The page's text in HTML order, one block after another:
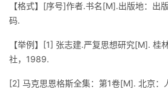
子
直
播
的
活
我
的
我
【格式】[序号]作者.书名[M].出版地：出
码.
【举例】[1] 张志建.严复思想研究[M]. 桂
社，1989.
[2] 马克思恩格斯全集：第1卷[M]. 北京：